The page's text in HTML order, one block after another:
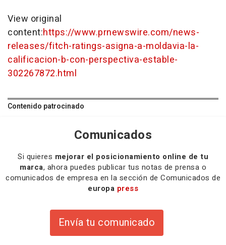
View original
content:https://www.prnewswire.com/news-
releases/fitch-ratings-asigna-a-moldavia-la-
calificacion-b-con-perspectiva-estable-
302267872.html
Contenido patrocinado
Comunicados
Si quieres mejorar el posicionamiento online de tu
marca, ahora puedes publicar tus notas de prensa o
comunicados de empresa en la sección de Comunicados de
europa press
Envía tu comunicado